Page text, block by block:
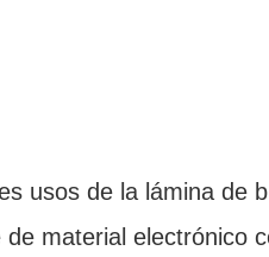
usos de la lámina de
de material electrónico